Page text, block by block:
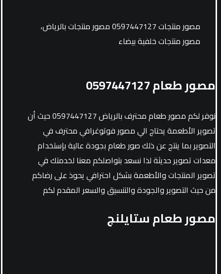
مصور منتجات 0597447127 مصور منتجات بالرياض،
مصور منتجات خلفية بيضاء
مصور طعام 0597447127
نوفر لكم مصور طعام محترف بالرياض 0597447127 حيث أن
تصوير الأطعمة يحتاج الي مصور فوتوغرافي محترف في
التصوير بما ينتج عن ذلك صور طعام بجودة عالية بإستخدام
معدات تصوير حديثة لذا نسعد بتواصلكم معنا لخدمتك في
تصوير المنتجات والأطعمة بشكل احترافي يحوذ على رضاكم
من حيث التصوير والجودة والتنسيق والسعر المقدم لكم
مصور طعام ستايلنج